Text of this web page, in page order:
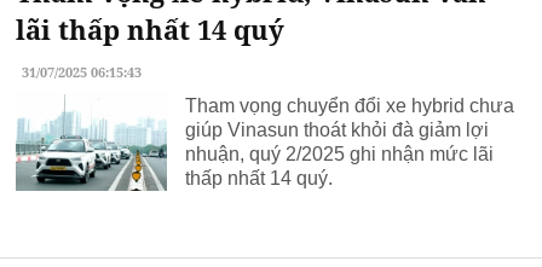
lãi thấp nhất 14 quý
31/07/2025 06:15:43
Tham vọng chuyển đổi xe hybrid chưa
giúp Vinasun thoát khỏi đà giảm lợi
nhuận, quý 2/2025 ghi nhận mức lãi
thấp nhất 14 quý.